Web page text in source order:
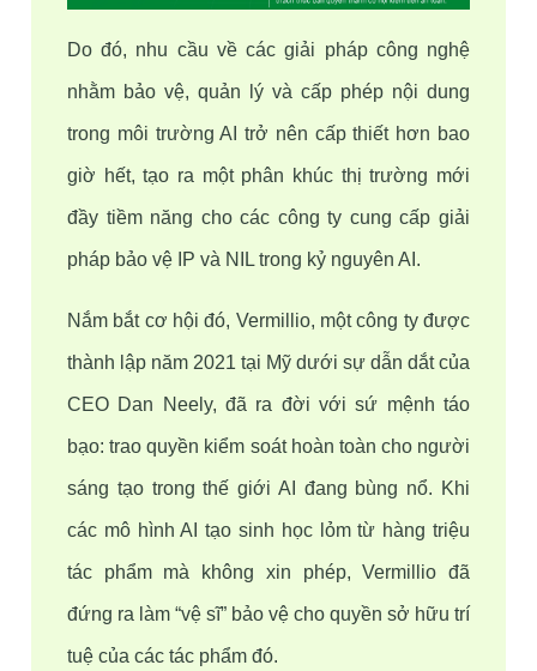
Do đó, nhu cầu về các giải pháp công nghệ
nhằm bảo vệ, quản lý và cấp phép nội dung
trong môi trường AI trở nên cấp thiết hơn bao
giờ hết, tạo ra một phân khúc thị trường mới
đầy tiềm năng cho các công ty cung cấp giải
pháp bảo vệ IP và NIL trong kỷ nguyên AI.
Nắm bắt cơ hội đó, Vermillio, một công ty được
thành lập năm 2021 tại Mỹ dưới sự dẫn dắt của
CEO Dan Neely, đã ra đời với sứ mệnh táo
bạo: trao quyền kiểm soát hoàn toàn cho người
sáng tạo trong thế giới AI đang bùng nổ. Khi
các mô hình AI tạo sinh học lỏm từ hàng triệu
tác phẩm mà không xin phép, Vermillio đã
đứng ra làm “vệ sĩ” bảo vệ cho quyền sở hữu trí
tuệ của các tác phẩm đó.